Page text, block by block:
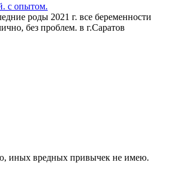
с опытом.
роды 2021 г. все беременности
без проблем. в г.Саратов
иных вредных привычек не имею.